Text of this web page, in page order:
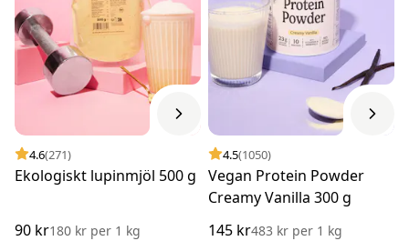
4.6(271)
Ekologiskt lupinmjöl 500 g
90 kr180 kr per 1 kg
4.5(1050)
Vegan Protein Powder
Creamy Vanilla 300 g
145 kr483 kr per 1 kg